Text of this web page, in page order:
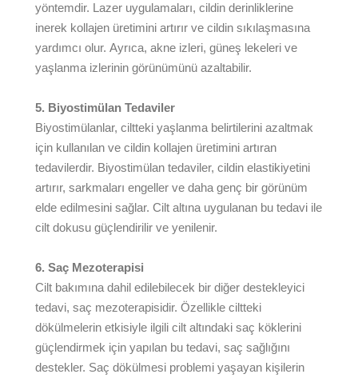
yöntemdir. Lazer uygulamaları, cildin derinliklerine
inerek kollajen üretimini artırır ve cildin sıkılaşmasına
yardımcı olur. Ayrıca, akne izleri, güneş lekeleri ve
yaşlanma izlerinin görünümünü azaltabilir.
5. Biyostimülan Tedaviler
Biyostimülanlar, ciltteki yaşlanma belirtilerini azaltmak
için kullanılan ve cildin kollajen üretimini artıran
tedavilerdir. Biyostimülan tedaviler, cildin elastikiyetini
artırır, sarkmaları engeller ve daha genç bir görünüm
elde edilmesini sağlar. Cilt altına uygulanan bu tedavi ile
cilt dokusu güçlendirilir ve yenilenir.
6. Saç Mezoterapisi
Cilt bakımına dahil edilebilecek bir diğer destekleyici
tedavi, saç mezoterapisidir. Özellikle ciltteki
dökülmelerin etkisiyle ilgili cilt altındaki saç köklerini
güçlendirmek için yapılan bu tedavi, saç sağlığını
destekler. Saç dökülmesi problemi yaşayan kişilerin